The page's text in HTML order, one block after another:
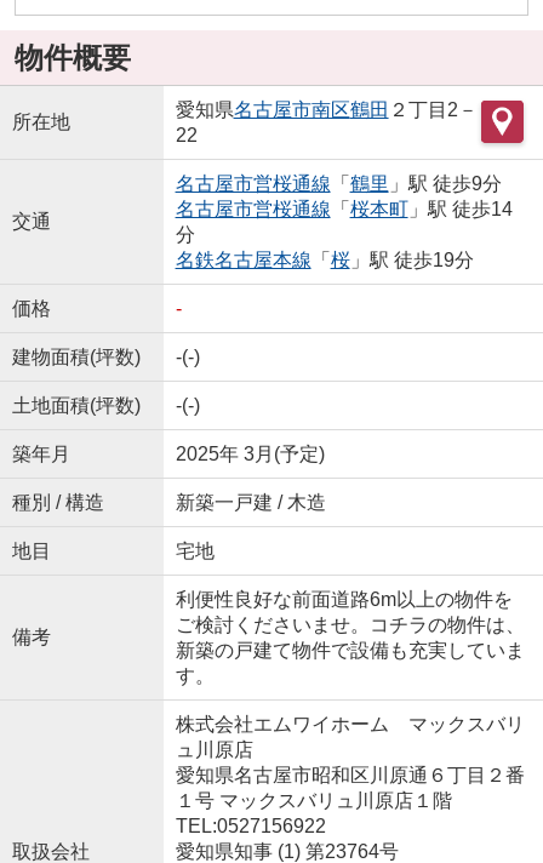
物件概要
所在地
愛知県名古屋市南区鶴田 ２丁目2－
22
交通
名古屋市営桜通線 「 鶴里 」駅 徒歩9分
名古屋市営桜通線 「 桜本町」駅 徒歩14
分
名鉄名古屋本線 「 桜」駅 徒歩19分
価格 -
建物面積(坪数) -(-)
土地面積(坪数) -(-)
築年月 2025年 3月(予定)
種別 / 構造 新築一戸建 / 木造
地目 宅地
備考
利便性良好な前面道路6m以上の物件を
ご検討くださいませ。コチラの物件は、
新築の戸建て物件で設備も充実していま
す。
取扱会社
株式会社エムワイホーム マックスバリ
ュ川原店
愛知県名古屋市昭和区川原通６丁目２番
１号 マックスバリュ川原店１階
TEL:0527156922
愛知県知事 (1) 第23764号